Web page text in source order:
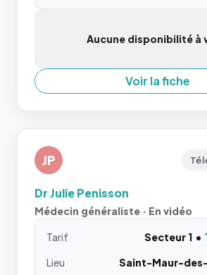
Aucune disponibilité à
Voir la fiche
JP
Dr Julie Penisson
Médecin généraliste · En vidéo
Tarif Secteur 1
Lieu
Saint-Maur-